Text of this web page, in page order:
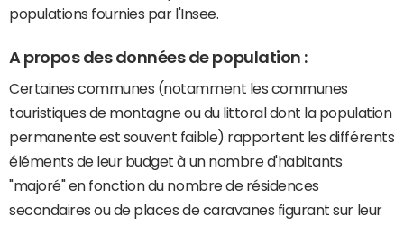
populations fournies par l'Insee.
A propos des données de population :
Certaines communes (notamment les communes
touristiques de montagne ou du littoral dont la population
permanente est souvent faible) rapportent les différents
éléments de leur budget à un nombre d'habitants
"majoré" en fonction du nombre de résidences
secondaires ou de places de caravanes figurant sur leur